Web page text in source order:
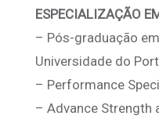
ESPECIALIZAÇÃO
– Pós-graduação
Universidade do
– Performance
– Advance Strength